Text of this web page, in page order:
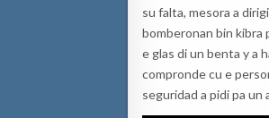
su falta, mesora a
bomberonan bin kibra
e glas di un benta y a
compronde cu e
seguridad a pidi pa un